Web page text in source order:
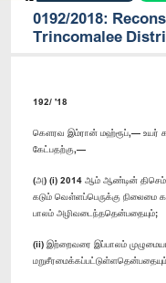
0192/2018:
Trincomalee
192/ '18
கௌரவ இம்ரான் மஹ்ரூப்,— உயர்
கேட்பதற்கு,—
(அ) (i) 2014 ஆம் ஆண்டின்
கடும் வௌ்ளப்பெருக்கு நிலைமை
பாலம் அழிவடைந்ததென்பதையும்;
(ii) இற்றைவரை இப்பாலம்